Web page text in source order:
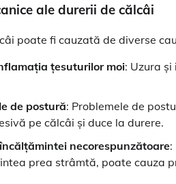
ale durerii de călcâi
poate fi cauzată de diverse
țesuturilor moi: Uzura
de postură: Problemele de
pe călcâi și duce la durere.
necorespunzătoare:
prea strâmtă, poate cauza